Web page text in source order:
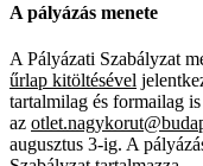
A pályázás menete
A Pályázati Szabályzat
űrlap kitöltésével
tartalmilag és formailag
az
augusztus 3-ig. A